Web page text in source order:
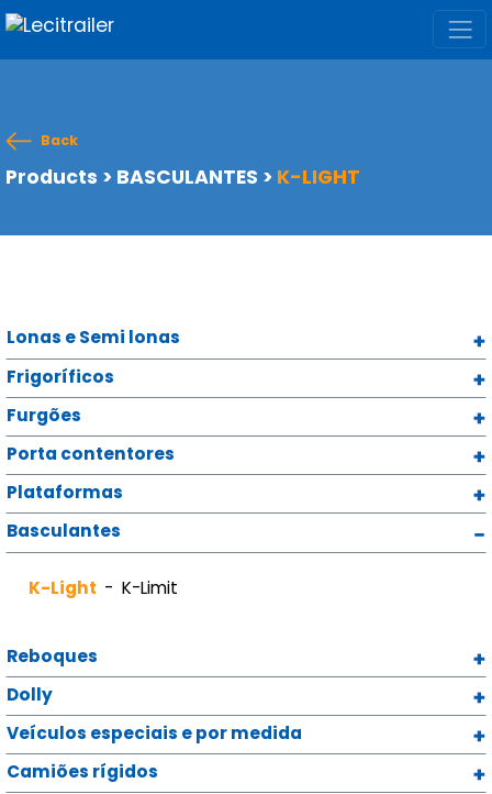
Back
Products > BASCULANTES > K-LIGHT
Lonas e Semi lonas
Frigoríficos
Furgões
Porta contentores
Plataformas
Basculantes
K-Light K-Limit
Reboques
Dolly
Veículos especiais e por medida
Camiões rígidos